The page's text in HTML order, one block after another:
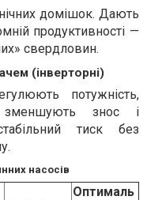
домішок. Дають
продуктивності —
свердловин.
(інверторні)
потужність,
зменшують знос і
тиск без
насосів
Оптималь